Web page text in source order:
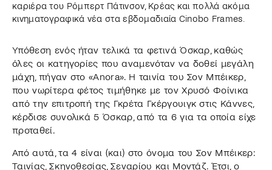
καριέρα του Ρόμπερτ Πάτινσον, Κρέας και πολλά ακόμα
κινηματογραφικά νέα στα εβδομαδιαία Cinobo Frames.
Υπόθεση ενός ήταν τελικά τα φετινά Όσκαρ, καθώς
όλες οι κατηγορίες που αναμενόταν να δοθεί μεγάλη
μάχη, πήγαν στο «Anora». Η ταινία του Σον Μπέικερ,
που νωρίτερα φέτος τιμήθηκε με τον Χρυσό Φοίνικα
από την επιτροπή της Γκρέτα Γκέργουιγκ στις Κάννες,
κέρδισε συνολικά 5 Όσκαρ, από τα 6 για τα οποία είχε
προταθεί.
Από αυτά, τα 4 είναι (και) στο όνομα του Σον Μπέικερ:
Ταινίας, Σκηνοθεσίας, Σεναρίου και Μοντάζ. Έτσι, ο